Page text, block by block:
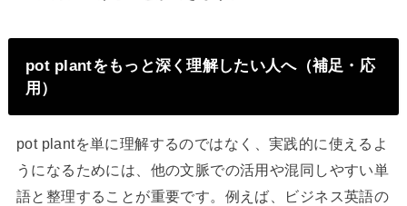
pot plantをもっと深く理解したい人へ（補足・応
用）
pot plantを単に理解するのではなく、実践的に使えるよ
うになるためには、他の文脈での活用や混同しやすい単
語と整理することが重要です。例えば、ビジネス英語の